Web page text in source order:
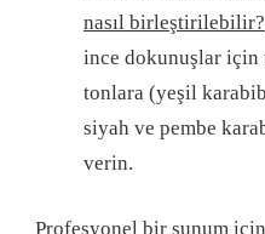
nasıl birleştirilebilir?
ince dokunuşlar için
tonlara (yeşil
siyah ve pembe
verin.
Profesyonel bir sunum